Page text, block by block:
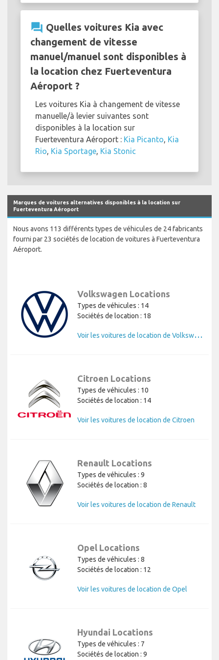
question_answer Quelles voitures Kia avec
changement de vitesse
manuel/manuel sont disponibles à
la location chez Fuerteventura
Aéroport ?
Les voitures Kia à changement de vitesse
manuelle/à levier suivantes sont
disponibles à la location sur
Fuerteventura Aéroport : Kia Picanto Kia
Rio Kia Sportage Kia Stonic
Marques de voitures alternatives disponibles à la location sur
Fuerteventura Aéroport
Nous avons 113 différents types de véhicules de 24 fabricants
fourni par 23 sociétés de location de voitures à Fuerteventura
Aéroport.
Volkswagen Locations
Types de véhicules : 14
Sociétés de location : 18
V
oir les voitures de location de Volkswagen
Citroen Locations
Types de véhicules : 10
Sociétés de location : 14
Voir les voitures de location de Citroen
Renault Locations
Types de véhicules : 9
Sociétés de location : 8
Voir les voitures de location de Renault
Opel Locations
Types de véhicules : 8
Sociétés de location : 12
Voir les voitures de location de Opel
Hyundai Locations
Types de véhicules : 7
Sociétés de location : 9